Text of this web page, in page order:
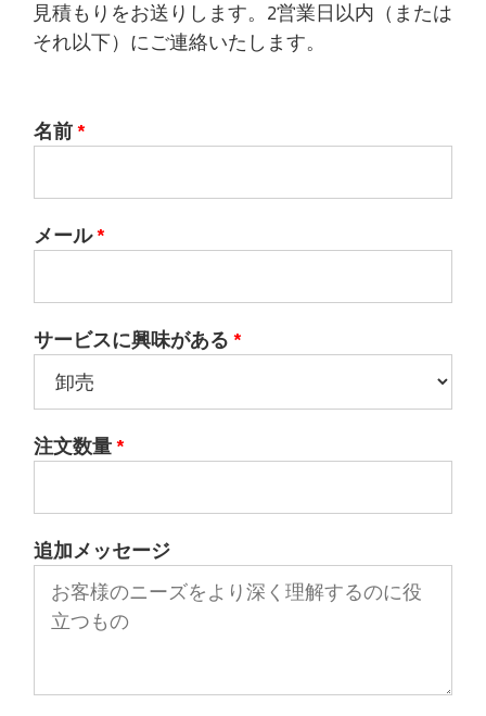
見積もりをお送りします。2営業日以内（または
それ以下）にご連絡いたします。
名前*
メール*
サービスに興味がある*
注文数量*
追加メッセージ